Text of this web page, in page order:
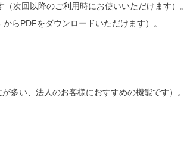
（次回以降のご利用時にお使いいただけます）。
らPDFをダウンロードいただけます）。
多い、法人のお客様におすすめの機能です）。